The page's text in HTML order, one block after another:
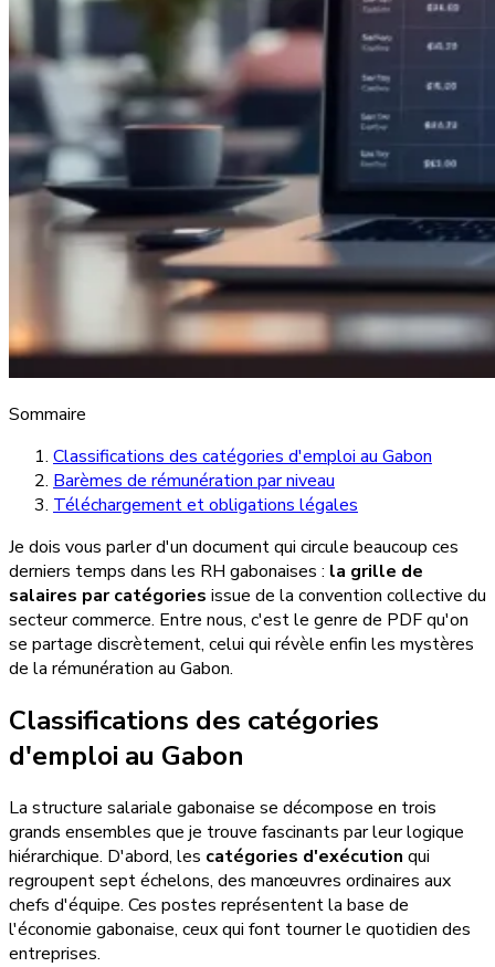
Sommaire
Classifications des catégories d'emploi au Gabon
Barèmes de rémunération par niveau
Téléchargement et obligations légales
Je dois vous parler d'un document qui circule beaucoup ces
derniers temps dans les RH gabonaises : la grille de
salaires par catégories issue de la convention collective du
secteur commerce. Entre nous, c'est le genre de PDF qu'on
se partage discrètement, celui qui révèle enfin les mystères
de la rémunération au Gabon.
Classifications des catégories
d'emploi au Gabon
La structure salariale gabonaise se décompose en trois
grands ensembles que je trouve fascinants par leur logique
hiérarchique. D'abord, les catégories d'exécution qui
regroupent sept échelons, des manœuvres ordinaires aux
chefs d'équipe. Ces postes représentent la base de
l'économie gabonaise, ceux qui font tourner le quotidien des
entreprises.